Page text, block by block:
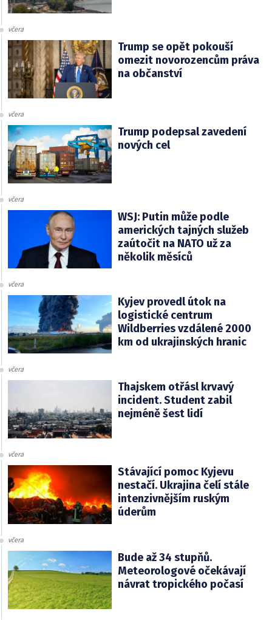
včera
Trump se opět pokouší
omezit novorozencům práva
na občanství
včera
Trump podepsal zavedení
nových cel
včera
WSJ: Putin může podle
amerických tajných služeb
zaútočit na NATO už za
několik měsíců
včera
Kyjev provedl útok na
logistické centrum
Wildberries vzdálené 2000
km od ukrajinských hranic
včera
Thajskem otřásl krvavý
incident. Student zabil
nejméně šest lidí
včera
Stávající pomoc Kyjevu
nestačí. Ukrajina čelí stále
intenzivnějším ruským
úderům
včera
Bude až 34 stupňů.
Meteorologové očekávají
návrat tropického počasí